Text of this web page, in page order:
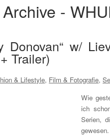
-
Donovan“ w/
Trailer)
& Lifestyle, Film & Fotografie,
Wie
ich
Serien,